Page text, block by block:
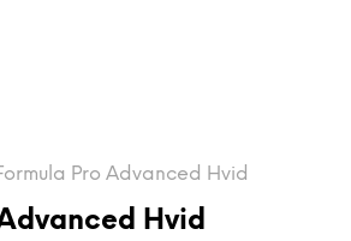
Pro Advanced Hvid
Hvid